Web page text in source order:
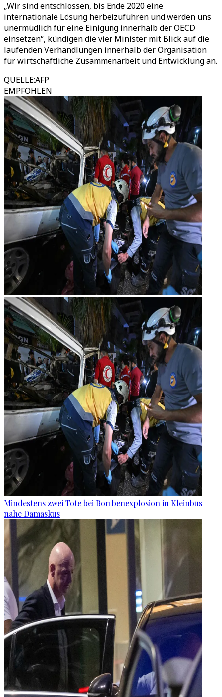
„Wir sind entschlossen, bis Ende 2020 eine
internationale Lösung herbeizuführen und werden uns
unermüdlich für eine Einigung innerhalb der OECD
einsetzen“, kündigen die vier Minister mit Blick auf die
laufenden Verhandlungen innerhalb der Organisation
für wirtschaftliche Zusammenarbeit und Entwicklung an.
QUELLE:AFP
EMPFOHLEN
Mindestens zwei Tote bei Bombenexplosion in Kleinbus
nahe Damaskus